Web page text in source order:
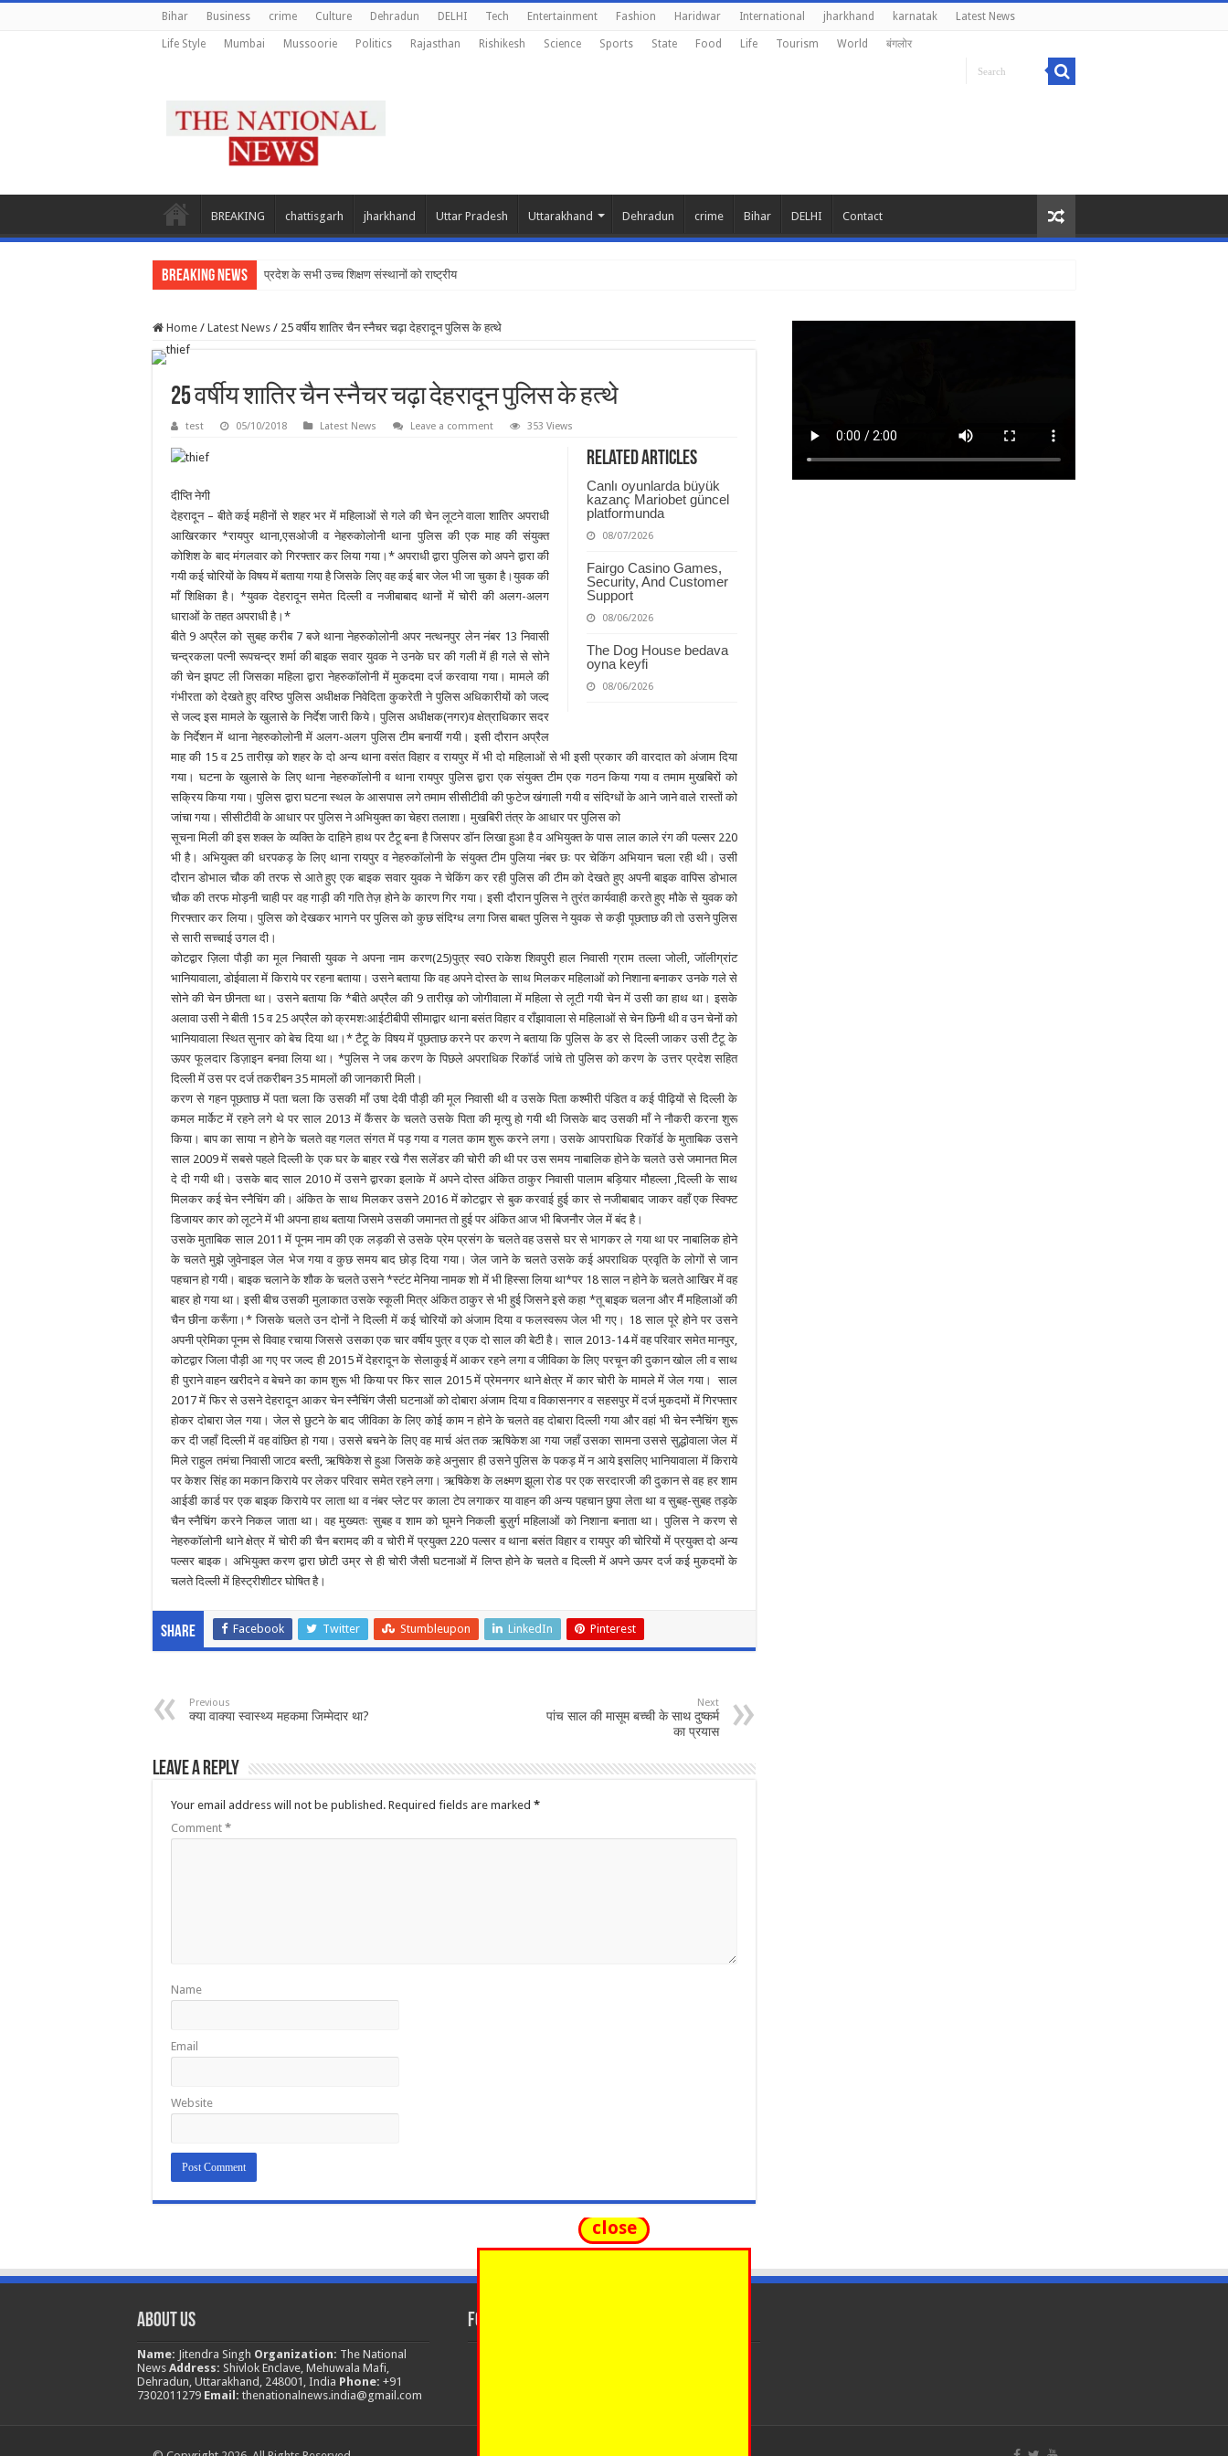
Bihar Business crime Culture Dehradun DELHI Tech Entertainment Fashion Haridwar International jharkhand karnatak Latest News
Life Style Mumbai Mussoorie Politics Rajasthan Rishikesh Science Sports State Food Life Tourism World बंगलोर
BREAKING chattisgarh jharkhand Uttar Pradesh Uttarakhand Dehradun crime Bihar DELHI Contact
Breaking News प्रदेश के सभी उच्च शिक्षण संस्थानों को राष्ट्रीय शिक्षा नीति
Home / Latest News / 25 वर्षीय शातिर चैन स्नैचर चढ़ा देहरादून पुलिस के हत्थे
25 वर्षीय शातिर चैन स्नैचर चढ़ा देहरादून पुलिस के हत्थे
test 05/10/2018 Latest News Leave a comment 353 Views
Related Articles
Canlı oyunlarda büyük
kazanç Mariobet güncel
platformunda
08/07/2026
Fairgo Casino Games,
Security, And Customer
Support
08/06/2026
The Dog House bedava
oyna keyfi
08/06/2026
दीप्ति नेगी
देहरादून – बीते कई महीनों से शहर भर में महिलाओं से गले की चेन लूटने वाला शातिर अपराधी
आखिरकार *रायपुर थाना,एसओजी व नेहरुकोलोनी थाना पुलिस की एक माह की संयुक्त
कोशिश के बाद मंगलवार को गिरफ्तार कर लिया गया।* अपराधी द्वारा पुलिस को अपने द्वारा की
गयी कई चोरियों के विषय में बताया गया है जिसके लिए वह कई बार जेल भी जा चुका है।युवक की
माँ शिक्षिका है। *युवक देहरादून समेत दिल्ली व नजीबाबाद थानों में चोरी की अलग-अलग
धाराओं के तहत अपराधी है।*
‌बीते 9 अप्रैल को सुबह करीब 7 बजे थाना नेहरुकोलोनी अपर नत्थनपुर लेन नंबर 13 निवासी
चन्द्रकला पत्नी रूपचन्द्र शर्मा की बाइक सवार युवक ने उनके घर की गली में ही गले से सोने
की चेन झपट ली जिसका महिला द्वारा नेहरुकॉलोनी में मुकदमा दर्ज करवाया गया। मामले की
गंभीरता को देखते हुए वरिष्ठ पुलिस अधीक्षक निवेदिता कुकरेती ने पुलिस अधिकारीयों को जल्द
से जल्द इस मामले के खुलासे के निर्देश जारी किये। पुलिस अधीक्षक(नगर)व क्षेत्राधिकार सदर
के निर्देशन में थाना नेहरुकोलोनी में अलग-अलग पुलिस टीम बनायीं गयी। इसी दौरान अप्रैल
माह की 15 व 25 तारीख़ को शहर के दो अन्य थाना वसंत विहार व रायपुर में भी दो महिलाओं से भी इसी प्रकार की वारदात को अंजाम दिया
गया। घटना के खुलासे के लिए थाना नेहरुकॉलोनी व थाना रायपुर पुलिस द्वारा एक संयुक्त टीम एक गठन किया गया व तमाम मुखबिरों को
सक्रिय किया गया। पुलिस द्वारा घटना स्थल के आसपास लगे तमाम सीसीटीवी की फुटेज खंगाली गयी व संदिग्धों के आने जाने वाले रास्तों को
जांचा गया। सीसीटीवी के आधार पर पुलिस ने अभियुक्त का चेहरा तलाशा। मुखबिरी तंत्र के आधार पर पुलिस को
‌सूचना मिली की इस शक्ल के व्यक्ति के दाहिने हाथ पर टैटू बना है जिसपर डॉन लिखा हुआ है व अभियुक्त के पास लाल काले रंग की पल्सर 220
भी है। अभियुक्त की धरपकड़ के लिए थाना रायपुर व नेहरुकॉलोनी के संयुक्त टीम पुलिया नंबर छः पर चेकिंग अभियान चला रही थी। उसी
दौरान डोभाल चौक की तरफ से आते हुए एक बाइक सवार युवक ने चेकिंग कर रही पुलिस की टीम को देखते हुए अपनी बाइक वापिस डोभाल
चौक की तरफ मोड़नी चाही पर वह गाड़ी की गति तेज़ होने के कारण गिर गया। इसी दौरान पुलिस ने तुरंत कार्यवाही करते हुए मौके से युवक को
गिरफ्तार कर लिया। पुलिस को देखकर भागने पर पुलिस को कुछ संदिग्ध लगा जिस बाबत पुलिस ने युवक से कड़ी पूछताछ की तो उसने पुलिस
से सारी सच्चाई उगल दी।
कोटद्वार ज़िला पौड़ी का मूल निवासी युवक ने अपना नाम करण(25)पुत्र स्व0 राकेश शिवपुरी हाल निवासी ग्राम तल्ला जोली, जॉलीग्रांट
भानियावाला, डोईवाला में किराये पर रहना बताया। उसने बताया कि वह अपने दोस्त के साथ मिलकर महिलाओं को निशाना बनाकर उनके गले से
सोने की चेन छीनता था। उसने बताया कि *बीते अप्रैल की 9 तारीख़ को जोगीवाला में महिला से लूटी गयी चेन में उसी का हाथ था। इसके
अलावा उसी ने बीती 15 व 25 अप्रैल को क्रमशःआईटीबीपी सीमाद्वार थाना बसंत विहार व राँझावाला से महिलाओं से चेन छिनी थी व उन चेनों को
भानियावाला स्थित सुनार को बेच दिया था।* टैटू के विषय में पूछताछ करने पर करण ने बताया कि पुलिस के डर से दिल्ली जाकर उसी टैटू के
ऊपर फूलदार डिज़ाइन बनवा लिया था। *पुलिस ने जब करण के पिछले अपराधिक रिकॉर्ड जांचे तो पुलिस को करण के उत्तर प्रदेश सहित
दिल्ली में उस पर दर्ज तकरीबन 35 मामलों की जानकारी मिली।
करण से गहन पूछताछ में पता चला कि उसकी माँ उषा देवी पौड़ी की मूल निवासी थी व उसके पिता कश्मीरी पंडित व कई पीढ़ियों से दिल्ली के
कमल मार्केट में रहने लगे थे पर साल 2013 में कैंसर के चलते उसके पिता की मृत्यु हो गयी थी जिसके बाद उसकी माँ ने नौकरी करना शुरू
किया। बाप का साया न होने के चलते वह गलत संगत में पड़ गया व गलत काम शुरू करने लगा। उसके आपराधिक रिकॉर्ड के मुताबिक उसने
साल 2009 में सबसे पहले दिल्ली के एक घर के बाहर रखे गैस सलेंडर की चोरी की थी पर उस समय नाबालिक होने के चलते उसे जमानत मिल
दे दी गयी थी। उसके बाद साल 2010 में उसने द्वारका इलाके में अपने दोस्त अंकित ठाकुर निवासी पालाम बड़ियार मौहल्ला ,दिल्ली के साथ
मिलकर कई चेन स्नैचिंग की। अंकित के साथ मिलकर उसने 2016 में कोटद्वार से बुक करवाई हुई कार से नजीबाबाद जाकर वहाँ एक स्विफ्ट
डिजायर कार को लूटने में भी अपना हाथ बताया जिसमे उसकी जमानत तो हुई पर अंकित आज भी बिजनौर जेल में बंद है।
उसके मुताबिक साल 2011 में पूनम नाम की एक लड़की से उसके प्रेम प्रसंग के चलते वह उससे घर से भागकर ले गया था पर नाबालिक होने
के चलते मुझे जुवेनाइल जेल भेज गया व कुछ समय बाद छोड़ दिया गया। जेल जाने के चलते उसके कई अपराधिक प्रवृति के लोगों से जान
पहचान हो गयी। बाइक चलाने के शौक के चलते उसने *स्टंट मेनिया नामक शो में भी हिस्सा लिया था*पर 18 साल न होने के चलते आखिर में वह
बाहर हो गया था। इसी बीच उसकी मुलाकात उसके स्कूली मित्र अंकित ठाकुर से भी हुई जिसने इसे कहा *तू बाइक चलना और मैं महिलाओं की
चैन छीना करूँगा।* जिसके चलते उन दोनों ने दिल्ली में कई चोरियों को अंजाम दिया व फलस्वरूप जेल भी गए। 18 साल पूरे होने पर उसने
अपनी प्रेमिका पूनम से विवाह रचाया जिससे उसका एक चार वर्षीय पुत्र व एक दो साल की बेटी है। साल 2013-14 में वह परिवार समेत मानपुर,
कोटद्वार जिला पौड़ी आ गए पर जल्द ही 2015 में देहरादून के सेलाकुई में आकर रहने लगा व जीविका के लिए परचून की दुकान खोल ली व साथ
ही पुराने वाहन खरीदने व बेचने का काम शुरू भी किया पर फिर साल 2015 में प्रेमनगर थाने क्षेत्र में कार चोरी के मामले में जेल गया। साल
2017 में फिर से उसने देहरादून आकर चेन स्नैचिंग जैसी घटनाओं को दोबारा अंजाम दिया व विकासनगर व सहसपुर में दर्ज मुकदमों में गिरफ्तार
होकर दोबारा जेल गया। जेल से छुटने के बाद जीविका के लिए कोई काम न होने के चलते वह दोबारा दिल्ली गया और वहां भी चेन स्नैचिंग शुरू
कर दी जहाँ दिल्ली में वह वांछित हो गया। उससे बचने के लिए वह मार्च अंत तक ऋषिकेश आ गया जहाँ उसका सामना उससे सुद्धोवाला जेल में
मिले राहुल तमंचा निवासी जाटव बस्ती, ऋषिकेश से हुआ जिसके कहे अनुसार ही उसने पुलिस के पकड़ में न आये इसलिए भानियावाला में किराये
पर केशर सिंह का मकान किराये पर लेकर परिवार समेत रहने लगा। ऋषिकेश के लक्ष्मण झूला रोड पर एक सरदारजी की दुकान से वह हर शाम
आईडी कार्ड पर एक बाइक किराये पर लाता था व नंबर प्लेट पर काला टेप लगाकर या वाहन की अन्य पहचान छुपा लेता था व सुबह-सुबह तड़के
चैन स्नैचिंग करने निकल जाता था। वह मुख्यतः सुबह व शाम को घूमने निकली बुज़ुर्ग महिलाओं को निशाना बनाता था। पुलिस ने करण से
नेहरुकॉलोनी थाने क्षेत्र में चोरी की चैन बरामद की व चोरी में प्रयुक्त 220 पल्सर व थाना बसंत विहार व रायपुर की चोरियों में प्रयुक्त दो अन्य
पल्सर बाइक। अभियुक्त करण द्वारा छोटी उम्र से ही चोरी जैसी घटनाओं में लिप्त होने के चलते व दिल्ली में अपने ऊपर दर्ज कई मुकदमों के
चलते दिल्ली में हिस्ट्रीशीटर घोषित है।
Share Facebook Twitter Stumbleupon LinkedIn Pinterest
Previous
क्या वाक्या स्वास्थ्य महकमा जिम्मेदार था?
Next
पांच साल की मासूम बच्ची के साथ दुष्कर्म
का प्रयास
Leave a Reply
Your email address will not be published. Required fields are marked *
Comment *
Name
Email
Website
About Us
Name: Jitendra Singh Organization: The National
News Address: Shivlok Enclave, Mehuwala Mafi,
Dehradun, Uttarakhand, 248001, India Phone: +91
7302011279 Email: thenationalnews.india@gmail.com
FOLLOW US
close